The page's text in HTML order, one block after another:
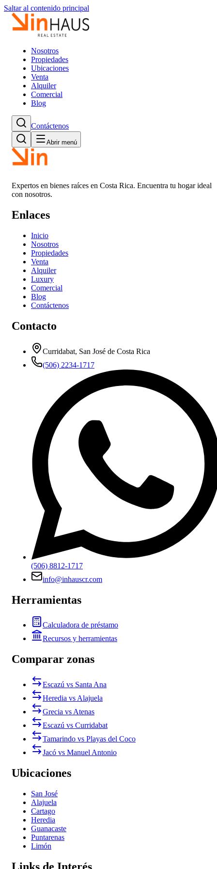
Saltar al contenido principal
Nosotros
Propiedades
Ubicaciones
Venta
Alquiler
Comercial
Blog
Contáctenos
Abrir menú
Expertos en bienes raíces en Costa Rica. Encuentra tu hogar ideal
con nosotros.
Enlaces
Inicio
Nosotros
Propiedades
Venta
Alquiler
Luxury
Comercial
Blog
Contáctenos
Contacto
Curridabat, San José de Costa Rica
(506) 2234-1717
(506) 8812-1717
info@inhauscr.com
Herramientas
Calculadora de préstamo
Recursos y herramientas
Comparar zonas
Escazú vs Santa Ana
Heredia vs Alajuela
Grecia vs Atenas
Escazú vs Curridabat
Tamarindo vs Playas del Coco
Jacó vs Manuel Antonio
Ubicaciones
San José
Alajuela
Cartago
Heredia
Guanacaste
Puntarenas
Limón